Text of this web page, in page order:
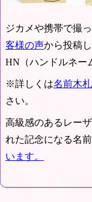
ジカメや携帯で撮
客様の声から投稿
HN（ハンドルネー
※詳しくは名前木
さい。
高級感のあるレー
れた記念になる名前
います。